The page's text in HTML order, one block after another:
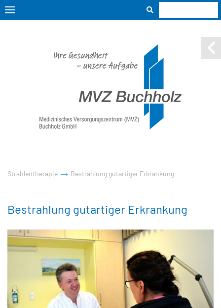
Strahlentherapie Bestrahlung gutartiger Erkrankung
Bestrahlung gutartiger Erkrankung